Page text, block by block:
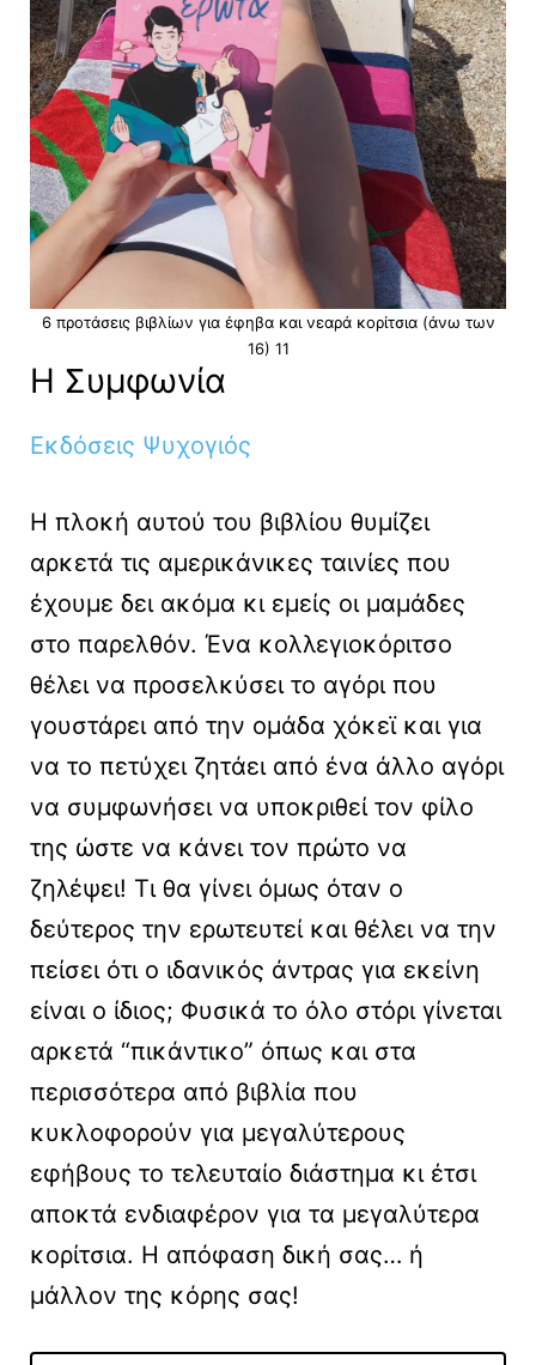
6 προτάσεις βιβλίων για έφηβα και νεαρά κορίτσια (άνω των
16) 11
Η Συμφωνία
Εκδόσεις Ψυχογιός
Η πλοκή αυτού του βιβλίου θυμίζει
αρκετά τις αμερικάνικες ταινίες που
έχουμε δει ακόμα κι εμείς οι μαμάδες
στο παρελθόν. Ένα κολλεγιοκόριτσο
θέλει να προσελκύσει το αγόρι που
γουστάρει από την ομάδα χόκεϊ και για
να το πετύχει ζητάει από ένα άλλο αγόρι
να συμφωνήσει να υποκριθεί τον φίλο
της ώστε να κάνει τον πρώτο να
ζηλέψει! Τι θα γίνει όμως όταν ο
δεύτερος την ερωτευτεί και θέλει να την
πείσει ότι ο ιδανικός άντρας για εκείνη
είναι ο ίδιος; Φυσικά το όλο στόρι γίνεται
αρκετά “πικάντικο” όπως και στα
περισσότερα από βιβλία που
κυκλοφορούν για μεγαλύτερους
εφήβους το τελευταίο διάστημα κι έτσι
αποκτά ενδιαφέρον για τα μεγαλύτερα
κορίτσια. Η απόφαση δική σας… ή
μάλλον της κόρης σας!